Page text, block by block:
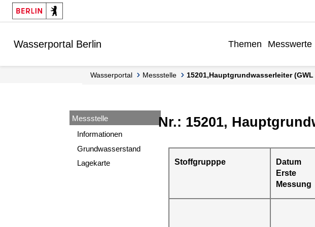
Springe zur Navigation
Springe zum Inhalt
Wasserportal Berlin Themen Messwerte
Wasserportal Messstelle 15201,Hauptgrundwasserleiter
Messstelle
Informationen
Grundwasserstand
Lagekarte
Nr.: 15201,
Stoffgrupppe
Datum
Erste
Messung